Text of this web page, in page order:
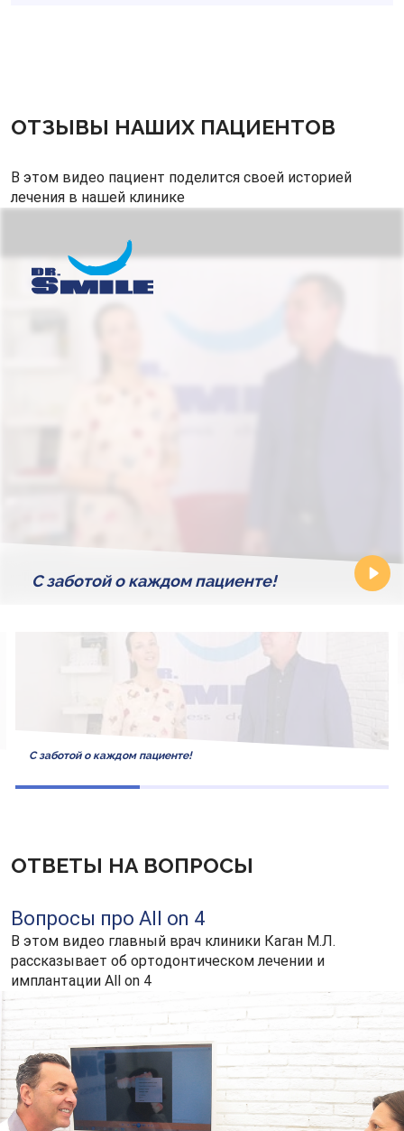
ОТЗЫВЫ НАШИХ ПАЦИЕНТОВ
В этом видео пациент поделится своей историей
лечения в нашей клинике
С заботой о каждом пациенте!
С заботой о каждом пациенте!
ОТВЕТЫ НА ВОПРОСЫ
Вопросы про All on 4
В этом видео главный врач клиники Каган М.Л.
рассказывает об ортодонтическом лечении и
имплантации All on 4